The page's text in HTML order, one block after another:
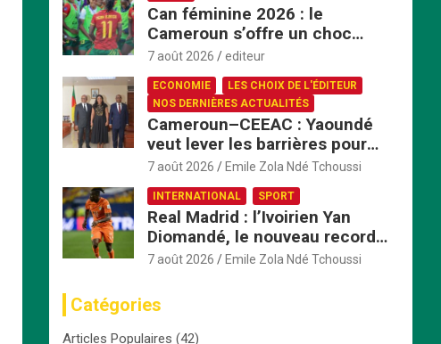
Can féminine 2026 : le
Cameroun s’offre un choc
explosif face au Nigeria en
quart de finale
7 août 2026 editeur
ECONOMIE
LES CHOIX DE L'ÉDITEUR
NOS DERNIÈRES ACTUALITÉS
Cameroun–CEEAC : Yaoundé
veut lever les barrières pour
accélérer l’intégration
économique
7 août 2026 Emile Zola Ndé Tchoussi
INTERNATIONAL SPORT
Real Madrid : l’Ivoirien Yan
Diomandé, le nouveau record
africain à 125 millions d’euros
7 août 2026 Emile Zola Ndé Tchoussi
Catégories
Articles Populaires (42)